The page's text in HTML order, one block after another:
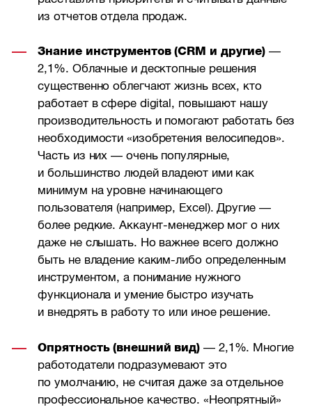
из отчетов отдела продаж.
Знание инструментов (CRM и другие) —
2,1%. Облачные и десктопные решения
существенно облегчают жизнь всех, кто
работает в сфере digital, повышают нашу
производительность и помогают работать без
необходимости «изобретения велосипедов».
Часть из них — очень популярные,
и большинство людей владеют ими как
минимум на уровне начинающего
пользователя (например, Excel). Другие —
более редкие. Аккаунт-менеджер мог о них
даже не слышать. Но важнее всего должно
быть не владение каким-либо определенным
инструментом, а понимание нужного
функционала и умение быстро изучать
и внедрять в работу то или иное решение.
Опрятность (внешний вид) — 2,1%. Многие
работодатели подразумевают это
по умолчанию, не считая даже за отдельное
профессиональное качество. «Неопрятный»